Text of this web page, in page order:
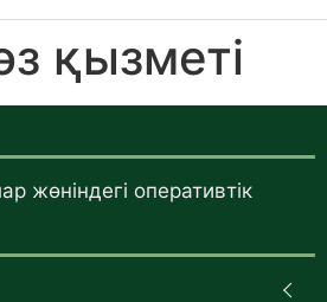
қызметі
жөніндегі оперативтік